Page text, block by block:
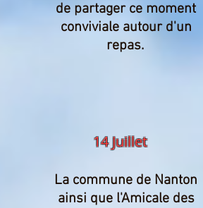
de partager ce moment
conviviale autour d'un
repas.
14 Juillet
La commune de Nanton
ainsi que l'Amicale des